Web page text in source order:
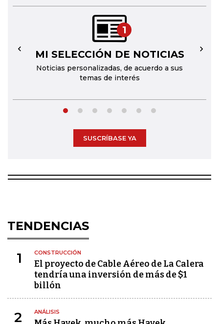
1
MI SELECCIÓN DE NOTICIAS
Noticias personalizadas, de acuerdo a sus
temas de interés
← →
SUSCRÍBASE YA
TENDENCIAS
1 CONSTRUCCIÓN
El proyecto de Cable Aéreo de La Calera
tendría una inversión de más de $1
billón
2 ANÁLISIS